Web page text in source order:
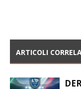
ARTICOLI